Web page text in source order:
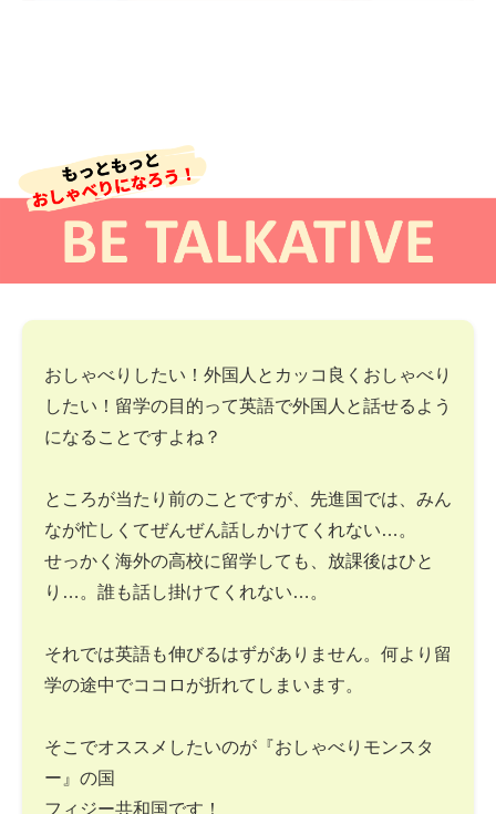
おしゃべりしたい！外国人とカッコ良くおしゃべり
したい！留学の目的って英語で外国人と話せるよう
になることですよね？
ところが当たり前のことですが、先進国では、みん
なが忙しくてぜんぜん話しかけてくれない…。
せっかく海外の高校に留学しても、放課後はひと
り…。誰も話し掛けてくれない…。
それでは英語も伸びるはずがありません。何より留
学の途中でココロが折れてしまいます。
そこでオススメしたいのが『おしゃべりモンスタ
ー』の国
フィジー共和国です！